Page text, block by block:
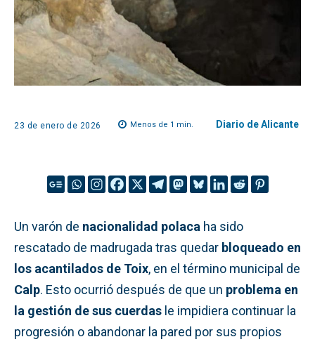
23 de enero de 2026 Menos de 1 min. Diario de Alicante
Un varón de nacionalidad polaca ha sido
rescatado de madrugada tras quedar bloqueado en
los acantilados de Toix, en el término municipal de
Calp. Esto ocurrió después de que un problema en
la gestión de sus cuerdas le impidiera continuar la
progresión o abandonar la pared por sus propios